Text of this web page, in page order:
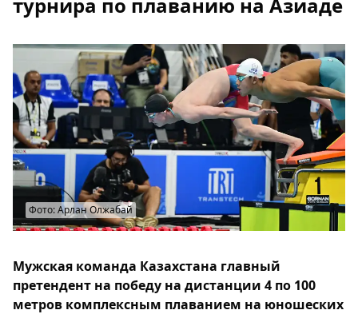
Фото: Арлан Олжабай
Мужская команда Казахстана главный
претендент на победу на дистанции 4 по 100
метров комплексным плаванием на юношеских